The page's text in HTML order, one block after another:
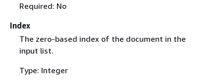
Required: No
Index
The zero-based index of the document in the
input list.
Type: Integer